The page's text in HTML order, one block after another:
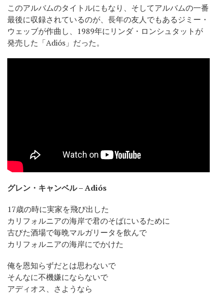
このアルバムのタイトルにもなり、そしてアルバムの一番
最後に収録されているのが、長年の友人でもあるジミー・
ウェッブが作曲し、1989年にリンダ・ロンシュタットが
発売した「Adiós」だった。
グレン・キャンベル – Adiós
17歳の時に実家を飛び出した
カリフォルニアの海岸で君のそばにいるために
古びた酒場で毎晩マルガリータを飲んで
カリフォルニアの海岸にでかけた
俺を恩知らずだとは思わないで
そんなに不機嫌にならないで
アディオス、さようなら